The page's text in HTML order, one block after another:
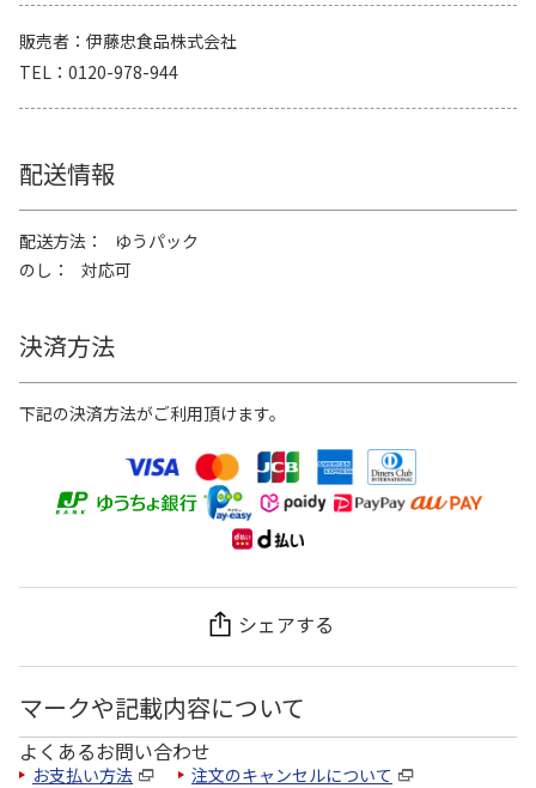
販売者
伊藤忠食品株式会社
TEL
0120-978-944
配送情報
配送方法
ゆうパック
のし
対応可
決済方法
下記の決済方法がご利用頂けます。
シェアする
マークや記載内容について
よくあるお問い合わせ
お支払い方法 注文のキャンセルについて